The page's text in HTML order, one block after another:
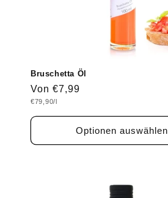
Bruschetta Öl
Normaler
Preis
Von €7,99
Grundpreis
€79,90/l
Optionen auswählen